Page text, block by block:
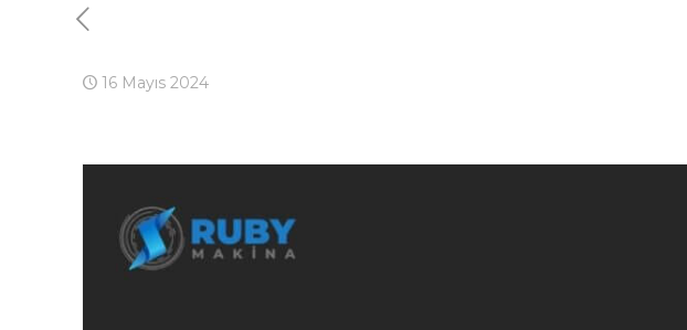
16 Mayıs 2024